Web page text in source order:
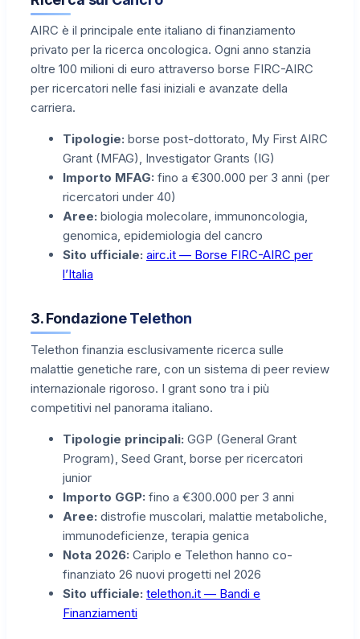
AIRC è il principale ente italiano di finanziamento
privato per la ricerca oncologica. Ogni anno stanzia
oltre 100 milioni di euro attraverso borse FIRC-AIRC
per ricercatori nelle fasi iniziali e avanzate della
carriera.
Tipologie: borse post-dottorato, My First AIRC
Grant (MFAG), Investigator Grants (IG)
Importo MFAG: fino a €300.000 per 3 anni (per
ricercatori under 40)
Aree: biologia molecolare, immunoncologia,
genomica, epidemiologia del cancro
Sito ufficiale: airc.it — Borse FIRC-AIRC per
l’Italia
3. Fondazione Telethon
Telethon finanzia esclusivamente ricerca sulle
malattie genetiche rare, con un sistema di peer review
internazionale rigoroso. I grant sono tra i più
competitivi nel panorama italiano.
Tipologie principali: GGP (General Grant
Program), Seed Grant, borse per ricercatori
junior
Importo GGP: fino a €300.000 per 3 anni
Aree: distrofie muscolari, malattie metaboliche,
immunodeficienze, terapia genica
Nota 2026: Cariplo e Telethon hanno co-
finanziato 26 nuovi progetti nel 2026
Sito ufficiale: telethon.it — Bandi e
Finanziamenti